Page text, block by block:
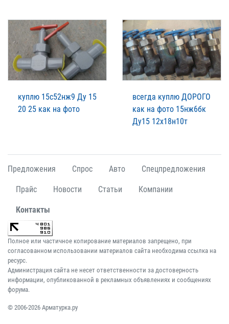
куплю 15с52нж9 Ду 15
20 25 как на фото
всегда куплю ДОРОГО
как на фото 15нж6бк
Ду15 12х18н10т
Предложения Спрос Авто Спецпредложения
Прайс Новости Статьи Компании
Контакты
Полное или частичное копирование материалов запрещено, при
согласованном использовании материалов сайта необходима ссылка на
ресурс.
Администрация сайта не несет ответственности за достоверность
информации, опубликованной в рекламных объявлениях и сообщениях
форума.
© 2006-2026 Арматурка.ру